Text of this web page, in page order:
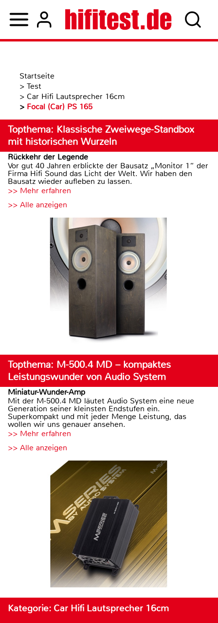
Startseite
> Test
> Car Hifi Lautsprecher 16cm
> Focal (Car) PS 165
Topthema: Klassische Zweiwege-Standbox
mit historischen Wurzeln
Rückkehr der Legende
Vor gut 40 Jahren erblickte der Bausatz „Monitor 1“ der
Firma Hifi Sound das Licht der Welt. Wir haben den
Bausatz wieder aufleben zu lassen.
>> Mehr erfahren
>> Alle anzeigen
Topthema: M-500.4 MD – kompaktes
Leistungswunder von Audio System
Miniatur-Wunder-Amp
Mit der M-500.4 MD läutet Audio System eine neue
Generation seiner kleinsten Endstufen ein.
Superkompakt und mit jeder Menge Leistung, das
wollen wir uns genauer ansehen.
>> Mehr erfahren
>> Alle anzeigen
Kategorie: Car Hifi Lautsprecher 16cm